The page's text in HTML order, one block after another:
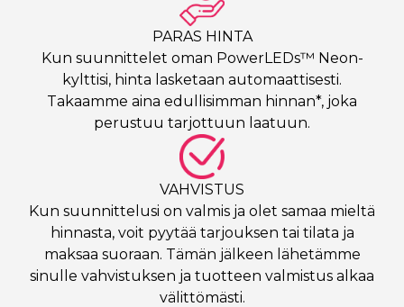
PARAS HINTA
Kun suunnittelet oman PowerLEDs™ Neon-
kylttisi, hinta lasketaan automaattisesti.
Takaamme aina edullisimman hinnan*, joka
perustuu tarjottuun laatuun.
VAHVISTUS
Kun suunnittelusi on valmis ja olet samaa mieltä
hinnasta, voit pyytää tarjouksen tai tilata ja
maksaa suoraan. Tämän jälkeen lähetämme
sinulle vahvistuksen ja tuotteen valmistus alkaa
välittömästi.